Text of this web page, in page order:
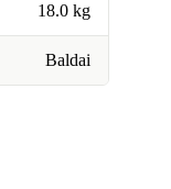
18.0 kg
Baldai